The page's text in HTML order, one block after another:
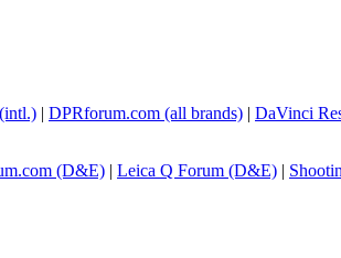
| DPRforum.com (all brands) | DaVinci
(D&E) | Leica Q Forum (D&E) |